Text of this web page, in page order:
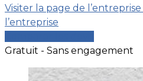
Visiter la page de l’entreprise
l’entreprise
Gratuit - Sans engagement